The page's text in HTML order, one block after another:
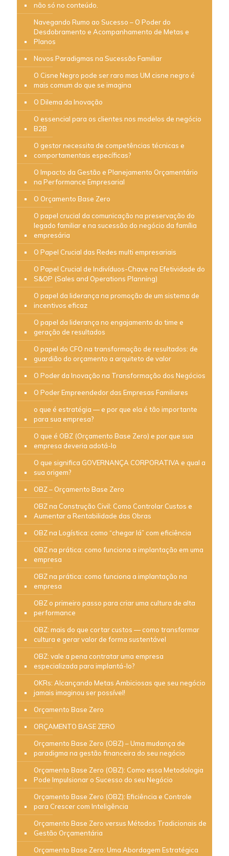
não só no conteúdo.
Navegando Rumo ao Sucesso – O Poder do
Desdobramento e Acompanhamento de Metas e
Planos
Novos Paradigmas na Sucessão Familiar
O Cisne Negro pode ser raro mas UM cisne negro é
mais comum do que se imagina
O Dilema da Inovação
O essencial para os clientes nos modelos de negócio
B2B
O gestor necessita de competências técnicas e
comportamentais específicas?
O Impacto da Gestão e Planejamento Orçamentário
na Performance Empresarial
O Orçamento Base Zero
O papel crucial da comunicação na preservação do
legado familiar e na sucessão do negócio da família
empresária
O Papel Crucial das Redes multi empresariais
O Papel Crucial de Indivíduos-Chave na Efetividade do
S&OP (Sales and Operations Planning)
O papel da liderança na promoção de um sistema de
incentivos eficaz
O papel da liderança no engajamento do time e
geração de resultados
O papel do CFO na transformação de resultados: de
guardião do orçamento a arquiteto de valor
O Poder da Inovação na Transformação dos Negócios
O Poder Empreendedor das Empresas Familiares
o que é estratégia — e por que ela é tão importante
para sua empresa?
O que é OBZ (Orçamento Base Zero) e por que sua
empresa deveria adotá-lo
O que significa GOVERNANÇA CORPORATIVA e qual a
sua origem?
OBZ – Orçamento Base Zero
OBZ na Construção Civil: Como Controlar Custos e
Aumentar a Rentabilidade das Obras
OBZ na Logística: como “chegar lá” com eficiência
OBZ na prática: como funciona a implantação em uma
empresa
OBZ na prática: como funciona a implantação na
empresa
OBZ o primeiro passo para criar uma cultura de alta
performance
OBZ: mais do que cortar custos — como transformar
cultura e gerar valor de forma sustentável
OBZ: vale a pena contratar uma empresa
especializada para implantá-lo?
OKRs: Alcançando Metas Ambiciosas que seu negócio
jamais imaginou ser possível!
Orçamento Base Zero
ORÇAMENTO BASE ZERO
Orçamento Base Zero (OBZ) – Uma mudança de
paradigma na gestão financeira do seu negócio
Orçamento Base Zero (OBZ): Como essa Metodologia
Pode Impulsionar o Sucesso do seu Negócio
Orçamento Base Zero (OBZ): Eficiência e Controle
para Crescer com Inteligência
Orçamento Base Zero versus Métodos Tradicionais de
Gestão Orçamentária
Orçamento Base Zero: Uma Abordagem Estratégica